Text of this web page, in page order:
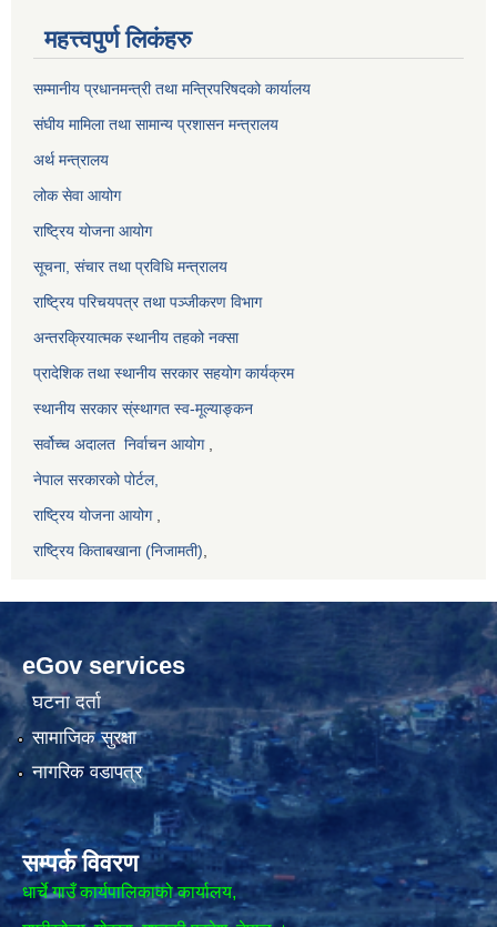
महत्त्वपुर्ण लिकंहरु
सम्मानीय प्रधानमन्त्री तथा मन्त्रिपरिषदको कार्यालय
संघीय मामिला तथा सामान्य प्रशासन मन्त्रालय
अर्थ मन्त्रालय
लोक सेवा आयोग
राष्ट्रिय योजना आयोग
सूचना, संचार तथा प्रविधि मन्त्रालय
राष्ट्रिय परिचयपत्र तथा पञ्जीकरण विभाग
अन्तरक्रियात्मक स्थानीय तहको नक्सा
प्रादेशिक तथा स्थानीय सरकार सहयोग कार्यक्रम
स्थानीय सरकार स्ंस्थागत स्व-मूल्याङ्कन
सर्वोच्च अदालत निर्वाचन आयोग,
नेपाल सरकारको पोर्टल,
राष्ट्रिय योजना आयोग,
राष्ट्रिय किताबखाना (निजामती)
eGov services
घटना दर्ता
सामाजिक सुरक्षा
नागरिक वडापत्र
सम्पर्क विवरण
धार्चे गाउँ कार्यपालिकाको कार्यालय,